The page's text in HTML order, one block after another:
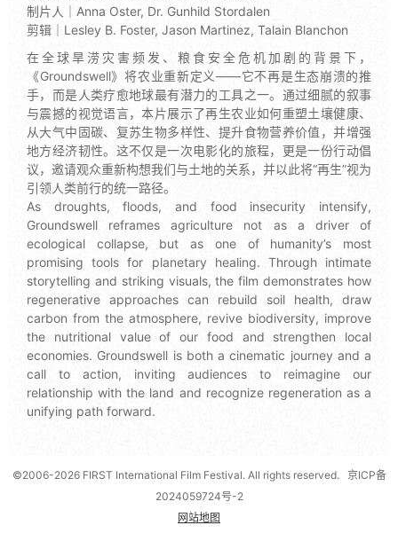
制片人｜Anna Oster, Dr. Gunhild Stordalen
剪辑｜Lesley B. Foster, Jason Martinez, Talain Blanchon
在全球旱涝灾害频发、粮食安全危机加剧的背景下，
《Groundswell》将农业重新定义——它不再是生态崩溃的推
手，而是人类疗愈地球最有潜力的工具之一。通过细腻的叙事
与震撼的视觉语言，本片展示了再生农业如何重塑土壤健康、
从大气中固碳、复苏生物多样性、提升食物营养价值，并增强
地方经济韧性。这不仅是一次电影化的旅程，更是一份行动倡
议，邀请观众重新构想我们与土地的关系，并以此将“再生”视为
引领人类前行的统一路径。
As droughts, floods, and food insecurity intensify,
Groundswell reframes agriculture not as a driver of
ecological collapse, but as one of humanity’s most
promising tools for planetary healing. Through intimate
storytelling and striking visuals, the film demonstrates how
regenerative approaches can rebuild soil health, draw
carbon from the atmosphere, revive biodiversity, improve
the nutritional value of our food and strengthen local
economies. Groundswell is both a cinematic journey and a
call to action, inviting audiences to reimagine our
relationship with the land and recognize regeneration as a
unifying path forward.
©2006-2026 FIRST International Film Festival. All rights reserved. 京ICP备
2024059724号-2
网站地图